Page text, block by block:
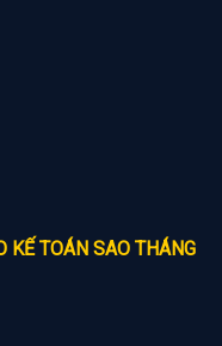
KẾ TOÁN SAO THÁNG